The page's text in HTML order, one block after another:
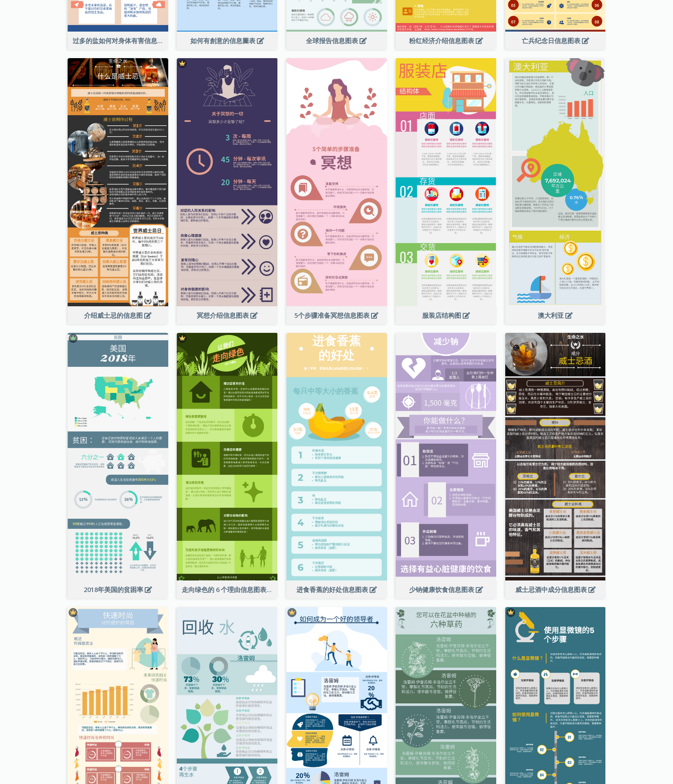
过多的盐如何对身体有害信息图表 如何有創意的信息圖表 全球报告信息图表 粉红经济介绍信息图表 亡兵纪念日信息图表
介绍威士忌的信息图 冥想介绍信息图表 5个步骤准备冥想信息图表 服装店结构图 澳大利亚
2018年美国的贫困率 走向绿色的 6 个理由信息图表 进食香蕉的好处信息图表 少钠健康饮食信息图表 威士忌酒中成分信息图表